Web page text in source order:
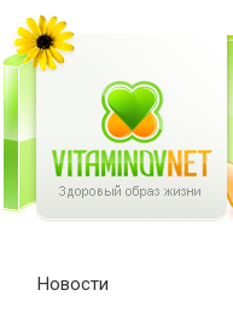
Новости